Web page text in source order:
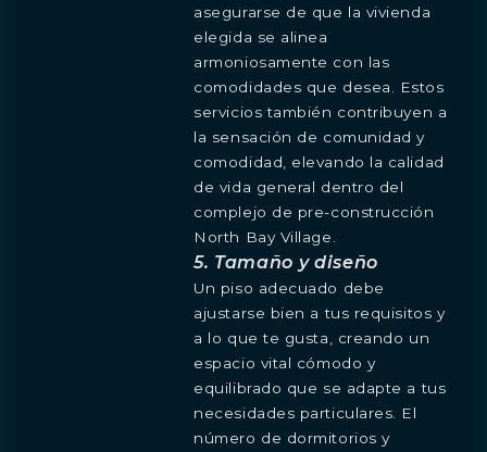
asegurarse de que la vivienda
elegida se alinea
armoniosamente con las
comodidades que desea. Estos
servicios también contribuyen a
la sensación de comunidad y
comodidad, elevando la calidad
de vida general dentro del
complejo de pre-construcción
North Bay Village.
5. Tamaño y diseño
Un piso adecuado debe
ajustarse bien a tus requisitos y
a lo que te gusta, creando un
espacio vital cómodo y
equilibrado que se adapte a tus
necesidades particulares. El
número de dormitorios y